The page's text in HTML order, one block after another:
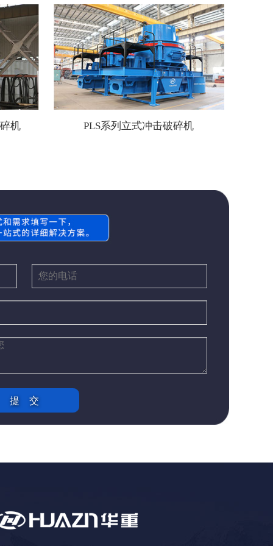
机 PLS系列立式冲击破碎机